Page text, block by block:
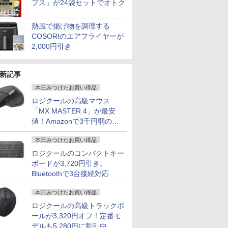
プス」が24袋セットでオトク
熱風で揚げ物を調理する
COSORIのエアフライヤーが
2,000円引き
記事
本日みつけたお買い得品
ロジクールの高級マウス
「MX MASTER 4」が最安
値！Amazonで3千円弱の割
引
本日みつけたお買い得品
ロジクールのコンパクトキー
ボードが3,720円引き。
Bluetoothで3台接続対応
本日みつけたお買い得品
ロジクールの高級トラックボ
ールが3,320円オフ！定番モ
デルも5,280円に割引中